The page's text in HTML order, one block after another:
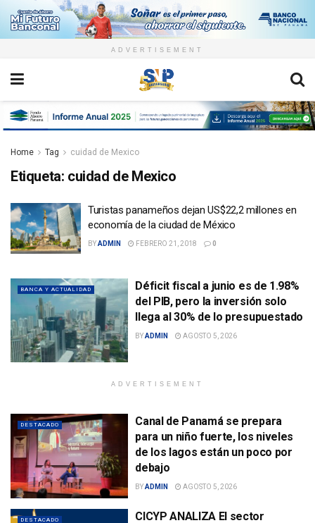
ADVERTISEMENT
Home Tag cuidad de Mexico
Etiqueta: cuidad de Mexico
Turistas panameños dejan US$22,2 millones en
economía de la ciudad de México
BYADMIN FEBRERO 21, 2018 0
BANCA Y ACTUALIDAD
Déficit fiscal a junio es de 1.98%
del PIB, pero la inversión solo
llega al 30% de lo presupuestado
BYADMIN AGOSTO 5, 2026
ADVERTISEMENT
DESTACADO
Canal de Panamá se prepara
para un niño fuerte, los niveles
de los lagos están un poco por
debajo
BYADMIN AGOSTO 5, 2026
DESTACADO
CICYP ANALIZA El sector